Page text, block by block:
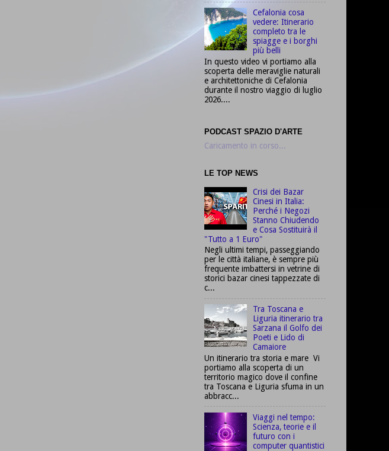
Cefalonia cosa
vedere: Itinerario
completo tra le
spiagge e i borghi
più belli
In questo video vi portiamo alla
scoperta delle meraviglie naturali
e architettoniche di Cefalonia
durante il nostro viaggio di luglio
2026....
PODCAST SPAZIO D'ARTE
Caricamento in corso...
LE TOP NEWS
Crisi dei Bazar
Cinesi in Italia:
Perché i Negozi
Stanno Chiudendo
e Cosa Sostituirà il
"Tutto a 1 Euro"
Negli ultimi tempi, passeggiando
per le città italiane, è sempre più
frequente imbattersi in vetrine di
storici bazar cinesi tappezzate di
c...
Tra Toscana e
Liguria itinerario tra
Sarzana il Golfo dei
Poeti e Lido di
Camaiore
Un itinerario tra storia e mare Vi
portiamo alla scoperta di un
territorio magico dove il confine
tra Toscana e Liguria sfuma in un
abbracc...
Viaggi nel tempo:
Scienza, teorie e il
futuro con i
computer quantistici